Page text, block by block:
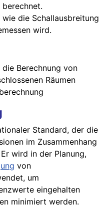
die Schallausbreitung
wird.
Berechnung von
Räumen
Standard, der die
im Zusammenhang
wird in der Planung,
von
um
eingehalten
minimiert werden.